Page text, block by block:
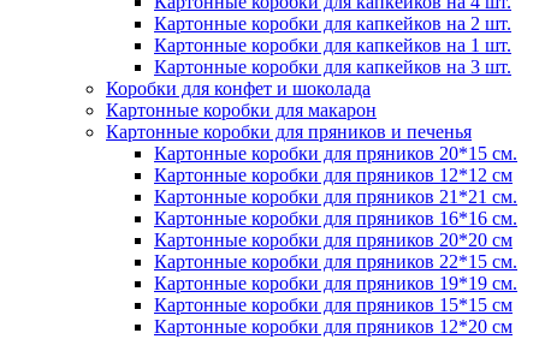
Картонные коробки для капкейков на 2 шт.
Картонные коробки для капкейков на 1 шт.
Картонные коробки для капкейков на 3 шт.
Коробки для конфет и шоколада
Картонные коробки для макарон
Картонные коробки для пряников и печенья
Картонные коробки для пряников 20*15 см.
Картонные коробки для пряников 12*12 см
Картонные коробки для пряников 21*21 см.
Картонные коробки для пряников 16*16 см.
Картонные коробки для пряников 20*20 см
Картонные коробки для пряников 22*15 см.
Картонные коробки для пряников 19*19 см.
Картонные коробки для пряников 15*15 см
Картонные коробки для пряников 12*20 см